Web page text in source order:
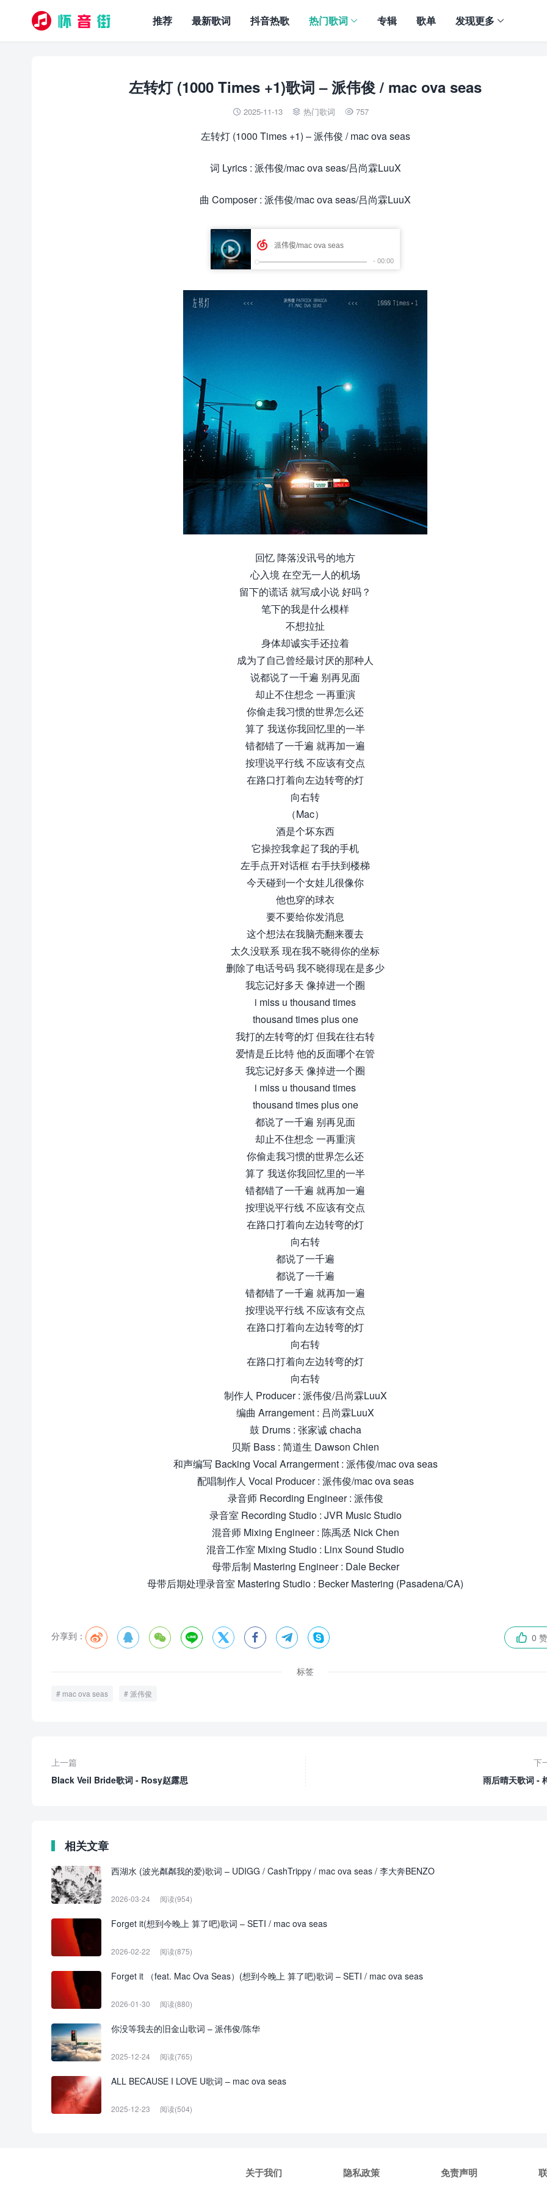
推荐 最新歌词 抖音热歌 热门歌词 专辑 歌单 发现更多
左转灯 (1000 Times +1)歌词 – 派伟俊 / mac ova seas
 2025-11-13  热门歌词  757
左转灯 (1000 Times +1) – 派伟俊 / mac ova seas
词 Lyrics : 派伟俊/mac ova seas/吕尚霖LuuX
曲 Composer : 派伟俊/mac ova seas/吕尚霖LuuX
回忆 降落没讯号的地方
心入境 在空无一人的机场
留下的谎话 就写成小说 好吗？
笔下的我是什么模样
不想拉扯
身体却诚实手还拉着
成为了自己曾经最讨厌的那种人
说都说了一千遍 别再见面
却止不住想念 一再重演
你偷走我习惯的世界怎么还
算了 我送你我回忆里的一半
错都错了一千遍 就再加一遍
按理说平行线 不应该有交点
在路口打着向左边转弯的灯
向右转
（Mac）
酒是个坏东西
它操控我拿起了我的手机
左手点开对话框 右手扶到楼梯
今天碰到一个女娃儿很像你
他也穿的球衣
要不要给你发消息
这个想法在我脑壳翻来覆去
太久没联系 现在我不晓得你的坐标
删除了电话号码 我不晓得现在是多少
我忘记好多天 像掉进一个圈
i miss u thousand times
thousand times plus one
我打的左转弯的灯 但我在往右转
爱情是丘比特 他的反面哪个在管
我忘记好多天 像掉进一个圈
i miss u thousand times
thousand times plus one
都说了一千遍 别再见面
却止不住想念 一再重演
你偷走我习惯的世界怎么还
算了 我送你我回忆里的一半
错都错了一千遍 就再加一遍
按理说平行线 不应该有交点
在路口打着向左边转弯的灯
向右转
都说了一千遍
都说了一千遍
错都错了一千遍 就再加一遍
按理说平行线 不应该有交点
在路口打着向左边转弯的灯
向右转
在路口打着向左边转弯的灯
向右转
制作人 Producer : 派伟俊/吕尚霖LuuX
编曲 Arrangement : 吕尚霖LuuX
鼓 Drums : 张家诚 chacha
贝斯 Bass : 简道生 Dawson Chien
和声编写 Backing Vocal Arrangerment : 派伟俊/mac ova seas
配唱制作人 Vocal Producer : 派伟俊/mac ova seas
录音师 Recording Engineer : 派伟俊
录音室 Recording Studio : JVR Music Studio
混音师 Mixing Engineer : 陈禹丞 Nick Chen
混音工作室 Mixing Studio : Linx Sound Studio
母带后制 Mastering Engineer : Dale Becker
母带后期处理录音室 Mastering Studio : Becker Mastering (Pasadena/CA)
分享到：          0 赞
标签
mac ova seas 派伟俊
上一篇
Black Veil Bride歌词 - Rosy赵露思
下
雨后晴天歌词 -
相关文章
西湖水 (波光粼粼我的爱)歌词 – UDIGG / CashTrippy / mac ova seas / 李大奔BENZO
2026-03-24 阅读(954)
Forget it(想到今晚上 算了吧)歌词 – SETI / mac ova seas
2026-02-22 阅读(875)
Forget it （feat. Mac Ova Seas）(想到今晚上 算了吧)歌词 – SETI / mac ova seas
2026-01-30 阅读(880)
你没等我去的旧金山歌词 – 派伟俊/陈华
2025-12-24 阅读(765)
ALL BECAUSE I LOVE U歌词 – mac ova seas
2025-12-23 阅读(504)
关于我们 隐私政策 免责声明